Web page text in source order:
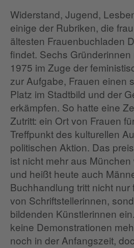
Widerstand, Jugend,
einige der Rubriken, die
ältesten Frauenbuchladen
findet. Sechs
1975 im Zuge der
zur Aufgabe, Frauen einen
Platz im Stadtbild und der
erkämpfen. So hatte eine
Zutritt: ein Ort von Frauen
Treffpunkt des kulturellen
politischen Aktion. Das
ist nicht mehr aus
und heißt heute auch
Buchhandlung tritt nicht
von Schriftstellerinnen,
bildenden Künstlerinnen
keine Demonstrationen
noch in der Anfangszeit,